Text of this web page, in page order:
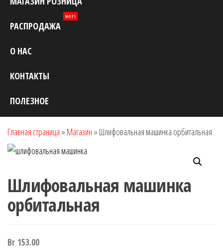
РАСПРОДАЖА
HOT!
О НАС
КОНТАКТЫ
ПОЛЕЗНОЕ
Главная страница » Магазин » Шлифовальная машинка орбитальная
Шлифовальная машинка
орбитальная
Br 153.00